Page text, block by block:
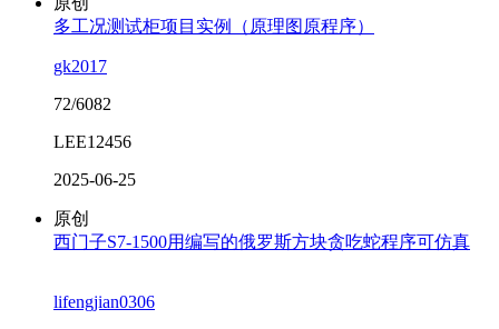
多工况测试柜项目实例（原理图原程序）
gk2017
72/6082
LEE12456
2025-06-25
原创
西门子S7-1500用编写的俄罗斯方块贪吃蛇程序可仿真
lifengjian0306